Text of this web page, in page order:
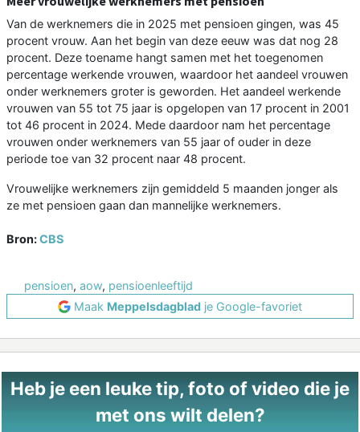
Van de werknemers die in 2025 met pensioen gingen, was 45
procent vrouw. Aan het begin van deze eeuw was dat nog 28
procent. Deze toename hangt samen met het toegenomen
percentage werkende vrouwen, waardoor het aandeel vrouwen
onder werknemers groter is geworden. Het aandeel werkende
vrouwen van 55 tot 75 jaar is opgelopen van 17 procent in 2001
tot 46 procent in 2024. Mede daardoor nam het percentage
vrouwen onder werknemers van 55 jaar of ouder in deze
periode toe van 32 procent naar 48 procent.
Vrouwelijke werknemers zijn gemiddeld 5 maanden jonger als
ze met pensioen gaan dan mannelijke werknemers.
Bron:CBS
pensioen, aow, pensioenleeftijd
Maak Meppelsdagblad je Google-favoriet
Heb je een leuke tip, foto of video die je
met ons wilt delen?